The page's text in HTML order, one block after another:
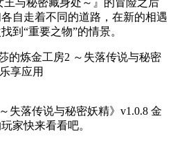
与秘密藏身处～』的冒险之后
自走着不同的道路，在新的相遇
到“重要之物”的情景。
失落传说与秘密妖精》v1.0.8 金
家快来看看吧。